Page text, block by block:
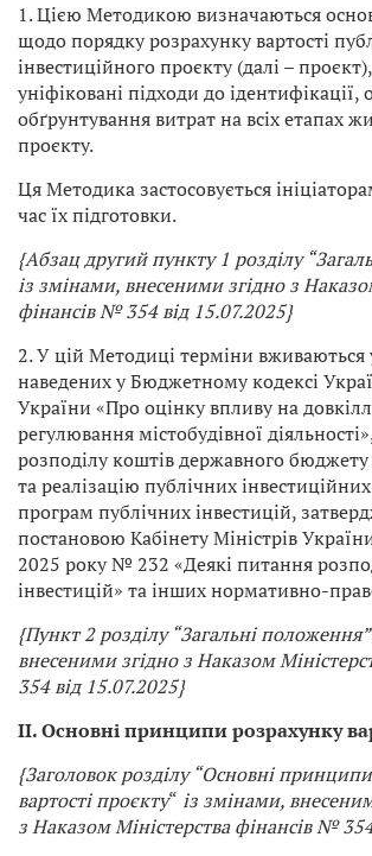
1. Цією Методикою визначаються
щодо порядку розрахунку вартості
інвестиційного проєкту (далі –
уніфіковані підходи до ідентифікації,
обґрунтування витрат на всіх етапах
проєкту.
Ця Методика застосовується
час їх підготовки.
{Абзац другий пункту 1 розділу
із змінами, внесеними згідно з
фінансів № 354 від 15.07.2025}
2. У цій Методиці терміни вживаються
наведених у Бюджетному кодексі
України «Про оцінку впливу на
регулювання містобудівної
розподілу коштів державного бюджету
та реалізацію публічних
програм публічних інвестицій,
постановою Кабінету Міністрів
2025 року № 232 «Деякі питання
інвестицій» та інших нормативно-
{Пункт 2 розділу “Загальні
внесеними згідно з Наказом
354 від 15.07.2025}
II. Основні принципи розрахунку
{Заголовок розділу “Основні
вартості проєкту“ із змінами,
з Наказом Міністерства фінансів №